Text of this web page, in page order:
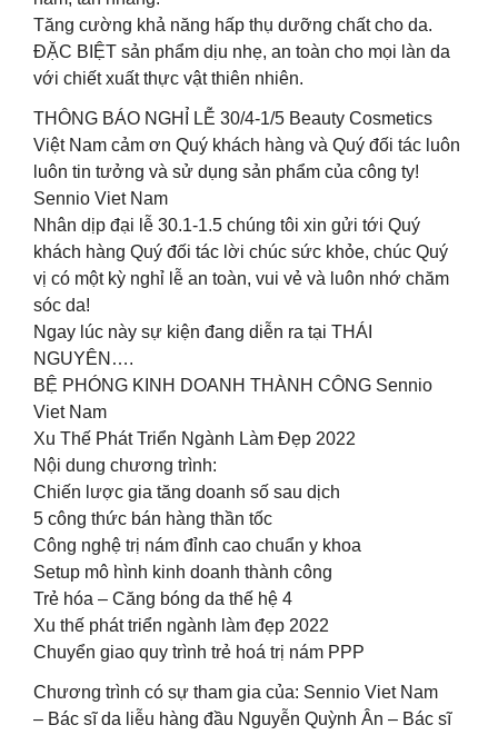
Tăng cường khả năng hấp thụ dưỡng chất cho da.
ĐẶC BIỆT sản phẩm dịu nhẹ, an toàn cho mọi làn da
với chiết xuất thực vật thiên nhiên.
THÔNG BÁO NGHỈ LỄ 30/4-1/5 Beauty Cosmetics
Việt Nam cảm ơn Quý khách hàng và Quý đối tác luôn
luôn tin tưởng và sử dụng sản phẩm của công ty!
Sennio Viet Nam
Nhân dịp đại lễ 30.1-1.5 chúng tôi xin gửi tới Quý
khách hàng Quý đối tác lời chúc sức khỏe, chúc Quý
vị có một kỳ nghỉ lễ an toàn, vui vẻ và luôn nhớ chăm
sóc da!
Ngay lúc này sự kiện đang diễn ra tại THÁI
NGUYÊN….
BỆ PHÓNG KINH DOANH THÀNH CÔNG Sennio
Viet Nam
Xu Thế Phát Triển Ngành Làm Đẹp 2022
Nội dung chương trình:
Chiến lược gia tăng doanh số sau dịch
5 công thức bán hàng thần tốc
Công nghệ trị nám đỉnh cao chuẩn y khoa
Setup mô hình kinh doanh thành công
Trẻ hóa – Căng bóng da thế hệ 4
Xu thế phát triển ngành làm đẹp 2022
Chuyển giao quy trình trẻ hoá trị nám PPP
Chương trình có sự tham gia của: Sennio Viet Nam
– Bác sĩ da liễu hàng đầu Nguyễn Quỳnh Ân – Bác sĩ